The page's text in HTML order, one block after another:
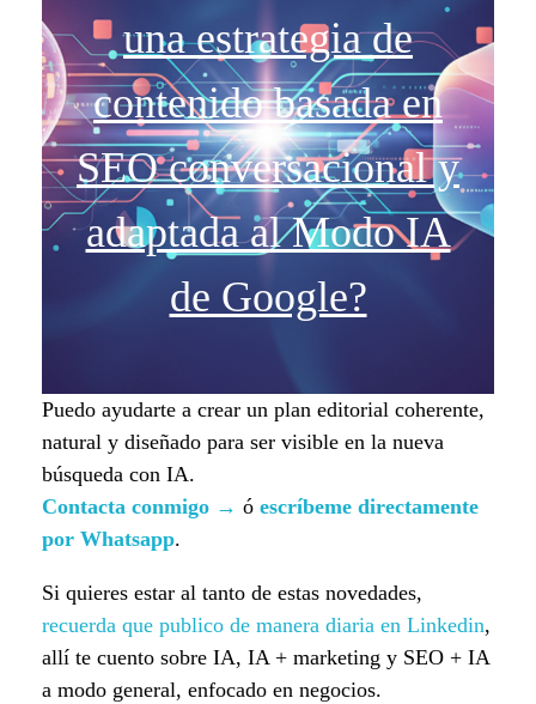
una estrategia de
contenido basada en
SEO conversacional y
adaptada al Modo IA
de Google?
Puedo ayudarte a crear un plan editorial coherente,
natural y diseñado para ser visible en la nueva
búsqueda con IA.
Contacta conmigo → ó escríbeme directamente
por Whatsapp.
Si quieres estar al tanto de estas novedades,
recuerda que publico de manera diaria en Linkedin,
allí te cuento sobre IA, IA + marketing y SEO + IA
a modo general, enfocado en negocios.